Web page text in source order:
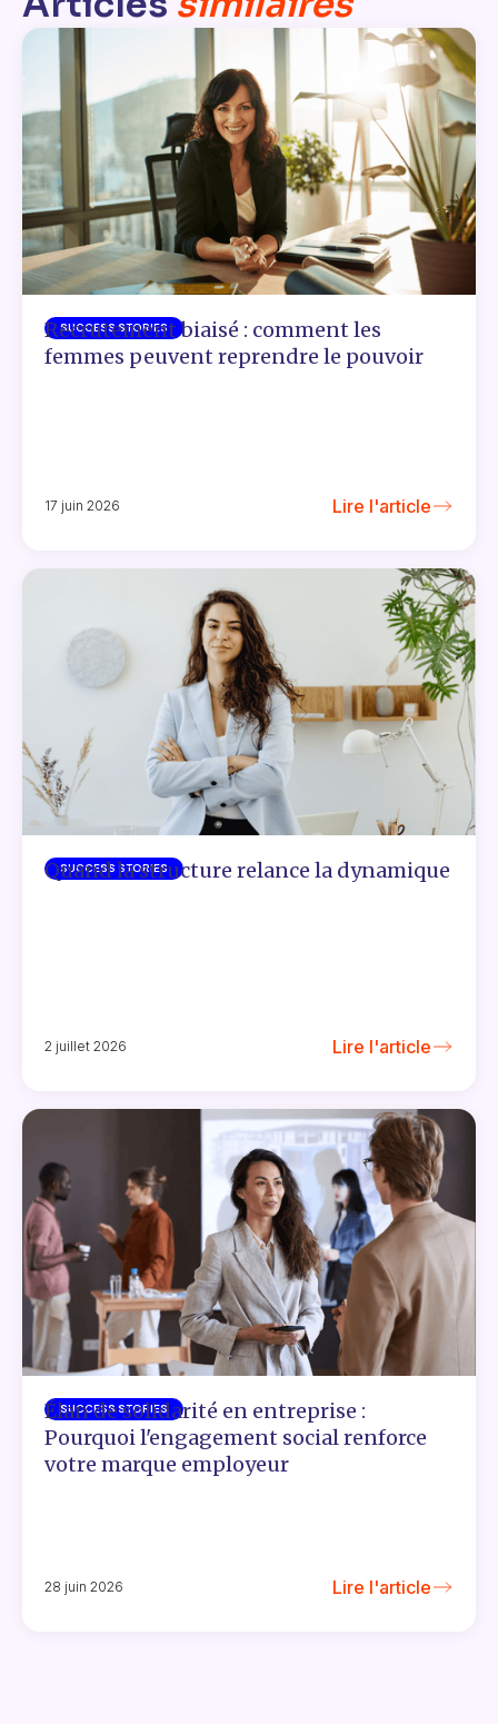
SUCCESS STORIES
Recrutement biaisé : comment les
femmes peuvent reprendre le pouvoir
17 juin 2026 Lire l'article
SUCCESS STORIES
Quand la structure relance la dynamique
2 juillet 2026 Lire l'article
SUCCESS STORIES
Élan de solidarité en entreprise :
Pourquoi l'engagement social renforce
votre marque employeur
28 juin 2026 Lire l'article